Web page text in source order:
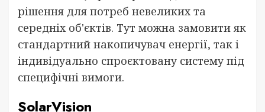
рішення для потреб невеликих та
середніх об'єктів. Тут можна замовити як
стандартний накопичувач енергії, так і
індивідуально спроєктовану систему під
специфічні вимоги.
SolarVision